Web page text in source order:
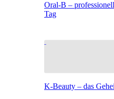
Oral-B –
Tag
K-Beauty – das